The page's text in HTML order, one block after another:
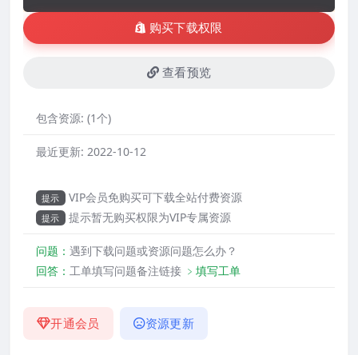
购买下载权限
查看预览
包含资源: (1个)
最近更新: 2022-10-12
提示 VIP会员免购买可下载全站付费资源
提示 提示暂无购买权限为VIP专属资源
问题： 遇到下载问题或资源问题怎么办？
回答： 工单填写问题备注链接 ﹥填写工单
开通会员 资源更新